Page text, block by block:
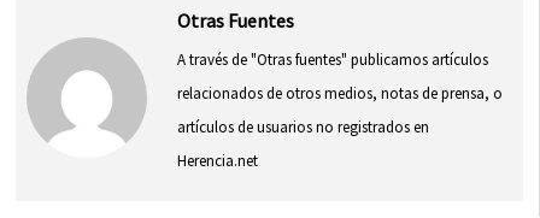
Otras Fuentes
A través de "Otras fuentes" publicamos artículos
relacionados de otros medios, notas de prensa, o
artículos de usuarios no registrados en
Herencia.net